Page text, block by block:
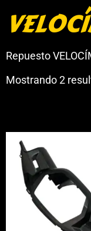
Repuesto
Mostrando 2